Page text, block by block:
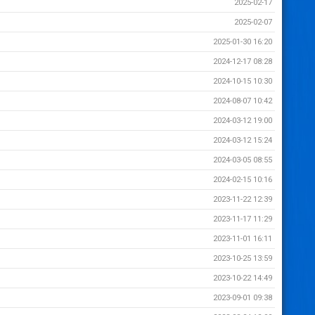
2025-02-17
2025-02-07
2025-01-30 16:20
2024-12-17 08:28
2024-10-15 10:30
2024-08-07 10:42
2024-03-12 19:00
2024-03-12 15:24
2024-03-05 08:55
2024-02-15 10:16
2023-11-22 12:39
2023-11-17 11:29
2023-11-01 16:11
2023-10-25 13:59
2023-10-22 14:49
2023-09-01 09:38